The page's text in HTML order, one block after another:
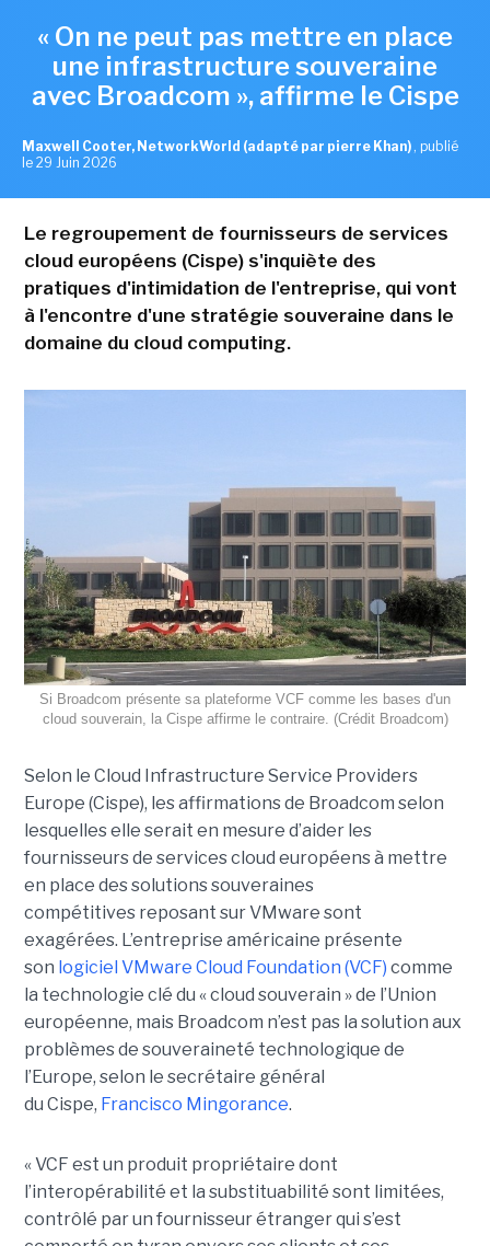
« On ne peut pas mettre en place
une infrastructure souveraine
avec Broadcom », affirme le Cispe
Maxwell Cooter, NetworkWorld (adapté par pierre Khan) , publié
le 29 Juin 2026
Le regroupement de fournisseurs de services
cloud européens (Cispe) s'inquiète des
pratiques d'intimidation de l'entreprise, qui vont
à l'encontre d'une stratégie souveraine dans le
domaine du cloud computing.
Si Broadcom présente sa plateforme VCF comme les bases d'un
cloud souverain, la Cispe affirme le contraire. (Crédit Broadcom)
Selon le Cloud Infrastructure Service Providers
Europe (Cispe), les affirmations de Broadcom selon
lesquelles elle serait en mesure d’aider les
fournisseurs de services cloud européens à mettre
en place des solutions souveraines
compétitives reposant sur VMware sont
exagérées. L’entreprise américaine présente
son logiciel VMware Cloud Foundation (VCF) comme
la technologie clé du « cloud souverain » de l’Union
européenne, mais Broadcom n’est pas la solution aux
problèmes de souveraineté technologique de
l’Europe, selon le secrétaire général
du Cispe, Francisco Mingorance.
« VCF est un produit propriétaire dont
l’interopérabilité et la substituabilité sont limitées,
contrôlé par un fournisseur étranger qui s’est